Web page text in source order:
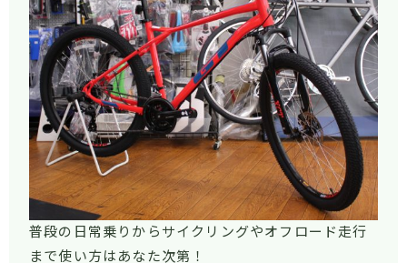
普段の日常乗りからサイクリングやオフロード走行
まで使い方はあなた次第！